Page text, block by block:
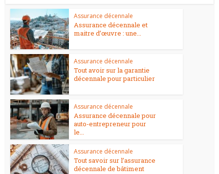
Assurance décennale
Assurance décennale et
maitre d’œuvre : une...
Assurance décennale
Tout avoir sur la garantie
décennale pour particulier
Assurance décennale
Assurance décennale pour
auto-entrepreneur pour
le...
Assurance décennale
Tout savoir sur l’assurance
décennale de bâtiment